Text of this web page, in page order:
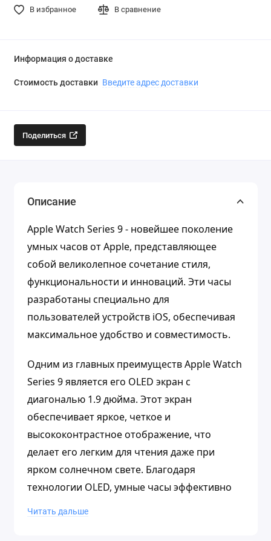
В избранное В сравнение
Информация о доставке
Стоимость доставки Введите адрес доставки
Поделиться
Описание
Apple Watch Series 9 - новейшее поколение
умных часов от Apple, представляющее
собой великолепное сочетание стиля,
функциональности и инноваций. Эти часы
разработаны специально для
пользователей устройств iOS, обеспечивая
максимальное удобство и совместимость.
Одним из главных преимуществ Apple Watch
Series 9 является его OLED экран с
диагональю 1.9 дюйма. Этот экран
обеспечивает яркое, четкое и
высококонтрастное отображение, что
делает его легким для чтения даже при
ярком солнечном свете. Благодаря
технологии OLED, умные часы эффективно
Читать дальше